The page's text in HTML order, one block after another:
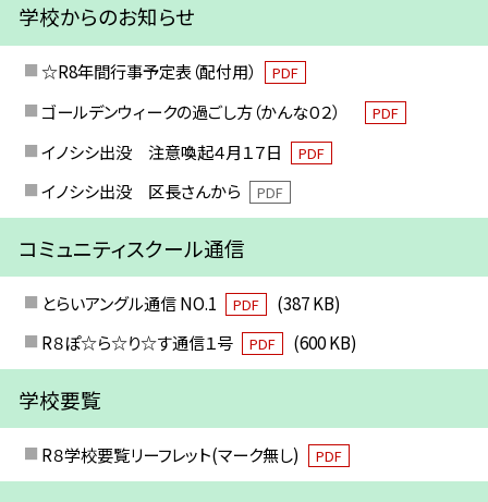
学校からのお知らせ
☆R8年間行事予定表（配付用） PDF
ゴールデンウィークの過ごし方（かんな０２） PDF
イノシシ出没 注意喚起４月１７日 PDF
イノシシ出没 区長さんから PDF
コミュニティスクール通信
とらいアングル通信 NO.1 PDF
(387 KB)
R８ぽ☆ら☆り☆す通信１号
PDF (600 KB)
学校要覧
R８学校要覧リーフレット(マーク無し) PDF